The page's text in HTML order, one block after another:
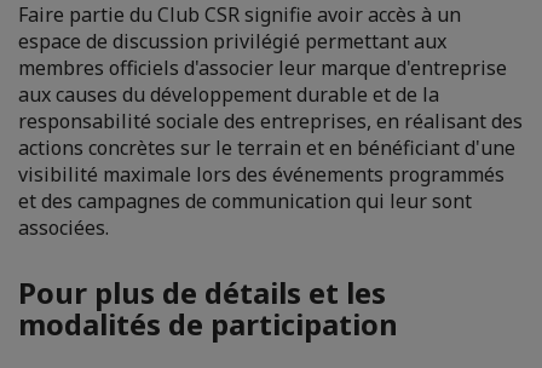
Faire partie du Club CSR signifie avoir accès à un
espace de discussion privilégié permettant aux
membres officiels d'associer leur marque d'entreprise
aux causes du développement durable et de la
responsabilité sociale des entreprises, en réalisant des
actions concrètes sur le terrain et en bénéficiant d'une
visibilité maximale lors des événements programmés
et des campagnes de communication qui leur sont
associées.
Pour plus de détails et les
modalités de participation